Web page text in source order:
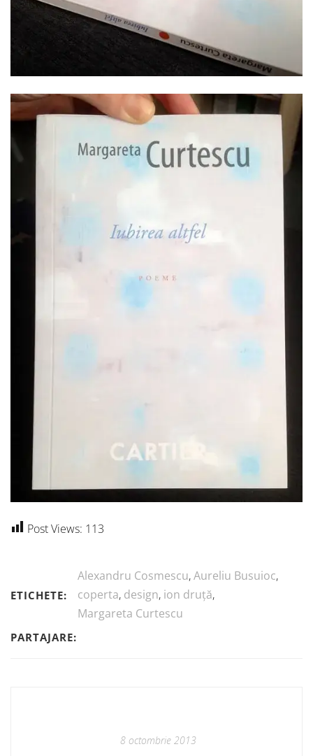
Post Views: 113
ETICHETE:
Alexandru Cosmescu,Aureliu Busuioc,
coperta, design, ion druță,
Margareta Curtescu
PARTAJARE:
8 octombrie 2013